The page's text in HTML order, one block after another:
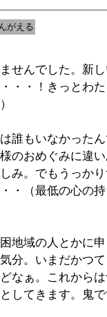
がえる
せんでした。新
・・！きっとわ
誰もいなかった
のおめぐみに違
み。でもうっか
・（最低の心の
地域の人とかに
分。いまだかつ
なぁ。これから
してきます。鬼